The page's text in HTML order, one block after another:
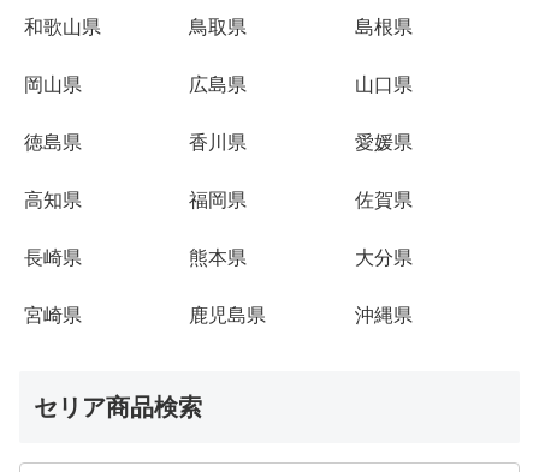
和歌山県 鳥取県 島根県
岡山県 広島県 山口県
徳島県 香川県 愛媛県
高知県 福岡県 佐賀県
長崎県 熊本県 大分県
宮崎県 鹿児島県 沖縄県
セリア商品検索